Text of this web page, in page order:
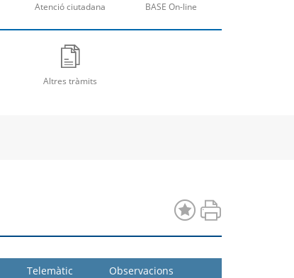
Altres tràmits
Atenció ciutadana
Obre
una
BASE On-line
Obre
Telemàtic
Observacions